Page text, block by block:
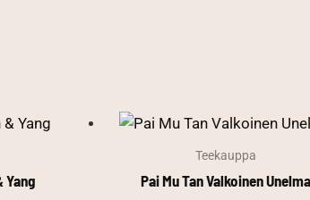
Yang
Teekauppa
Pai Mu Tan Valkoinen Unelma